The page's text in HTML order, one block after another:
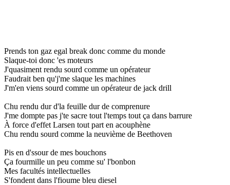
Prends ton gaz egal break donc comme du monde
Slaque-toi donc 'es moteurs
J'quasiment rendu sourd comme un opérateur
Faudrait ben qu'j'me slaque les machines
J'm'en viens sourd comme un opérateur de jack drill
Chu rendu dur d'la feuille dur de comprenure
J'me dompte pas j'te sacre tout l'temps tout ça dans barrure
À force d'effet Larsen tout part en acouphène
Chu rendu sourd comme la neuvième de Beethoven
Pis en d'ssour de mes bouchons
Ça fourmille un peu comme su' l'bonbon
Mes facultés intellectuelles
S'fondent dans l'fioume bleu diesel